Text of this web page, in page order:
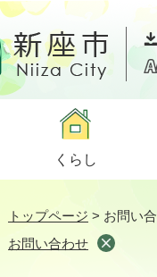
くらし
トップページ > お問い
お問い合わせ